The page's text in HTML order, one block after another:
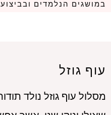
במושגים הנלמדים
עוף גוזל
מסלול עוף גוזל נולד